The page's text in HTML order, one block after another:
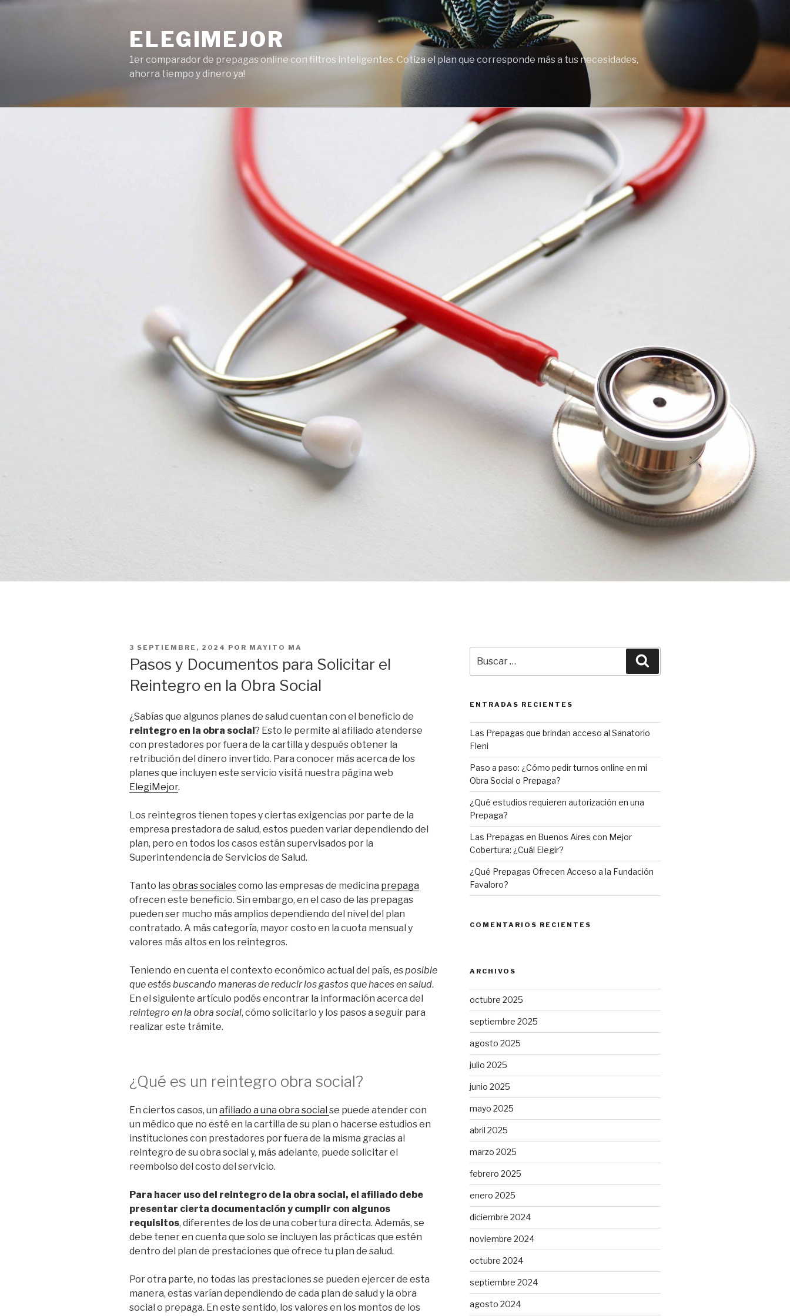
Ir
ELEGIMEJOR
1er comparador de prepagas online con filtros inteligentes. Cotiza el plan que corresponde más a tus necesidades,
ahorra tiempo y dinero ya!
PUBLICADO
3 SEPTIEMBRE, 2024 POR MAYITO MA
Pasos y Documentos para Solicitar el
Reintegro en la Obra Social
¿Sabías que algunos planes de salud cuentan con el beneficio de
reintegro en la obra social? Esto le permite al afiliado atenderse
con prestadores por fuera de la cartilla y después obtener la
retribución del dinero invertido. Para conocer más acerca de los
planes que incluyen este servicio visitá nuestra página web
ElegiMejor.
Los reintegros tienen topes y ciertas exigencias por parte de la
empresa prestadora de salud, estos pueden variar dependiendo del
plan, pero en todos los casos están supervisados por la
Superintendencia de Servicios de Salud.
Tanto lasobras socialescomo las empresas de medicina prepaga
ofrecen este beneficio. Sin embargo, en el caso de las prepagas
pueden ser mucho más amplios dependiendo del nivel del plan
contratado. A más categoría, mayor costo en la cuota mensual y
valores más altos en los reintegros.
Teniendo en cuenta el contexto económico actual del país, es posible
que estés buscando maneras de reducir los gastos que haces en salud.
En el siguiente artículo podés encontrar la información acerca del
reintegro en la obra social, cómo solicitarlo y los pasos a seguir para
realizar este trámite.
¿Qué es un reintegro obra social?
En ciertos casos, un afiliado a una obra social se puede atender con
un médico que no esté en la cartilla de su plan o hacerse estudios en
instituciones con prestadores por fuera de la misma gracias al
reintegro de su obra social y, más adelante, puede solicitar el
reembolso del costo del servicio.
Para hacer uso del reintegro de la obra social, el afiliado debe
presentar cierta documentación y cumplir con algunos
requisitos, diferentes de los de una cobertura directa. Además, se
debe tener en cuenta que solo se incluyen las prácticas que estén
dentro del plan de prestaciones que ofrece tu plan de salud.
Por otra parte, no todas las prestaciones se pueden ejercer de esta
manera, estas varían dependiendo de cada plan de salud y la obra
social o prepaga. En este sentido, los valores en los montos de los
por:
ENTRADAS RECIENTES
Las Prepagas que brindan acceso al Sanatorio
Fleni
Paso a paso: ¿Cómo pedir turnos online en mi
Obra Social o Prepaga?
¿Qué estudios requieren autorización en una
Prepaga?
Las Prepagas en Buenos Aires con Mejor
Cobertura: ¿Cuál Elegir?
¿Qué Prepagas Ofrecen Acceso a la Fundación
Favaloro?
COMENTARIOS RECIENTES
ARCHIVOS
octubre 2025
septiembre 2025
agosto 2025
julio 2025
junio 2025
mayo 2025
abril 2025
marzo 2025
febrero 2025
enero 2025
diciembre 2024
noviembre 2024
octubre 2024
septiembre 2024
agosto 2024